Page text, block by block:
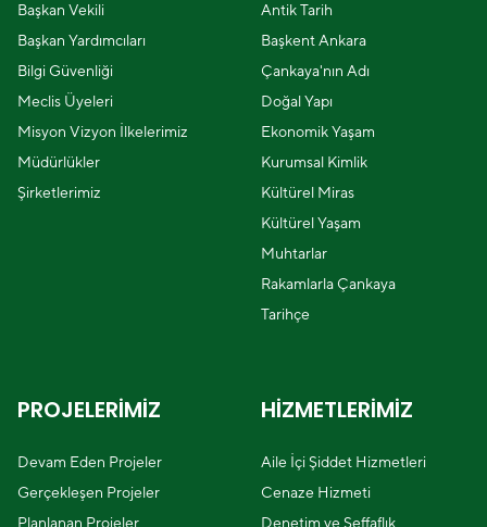
Başkan Vekili
Başkan Yardımcıları
Bilgi Güvenliği
Meclis Üyeleri
Misyon Vizyon İlkelerimiz
Müdürlükler
Şirketlerimiz
Antik Tarih
Başkent Ankara
Çankaya'nın Adı
Doğal Yapı
Ekonomik Yaşam
Kurumsal Kimlik
Kültürel Miras
Kültürel Yaşam
Muhtarlar
Rakamlarla Çankaya
Tarihçe
PROJELERİMİZ
Devam Eden Projeler
Gerçekleşen Projeler
Planlanan Projeler
HİZMETLERİMİZ
Aile İçi Şiddet Hizmetleri
Cenaze Hizmeti
Denetim ve Şeffaflık